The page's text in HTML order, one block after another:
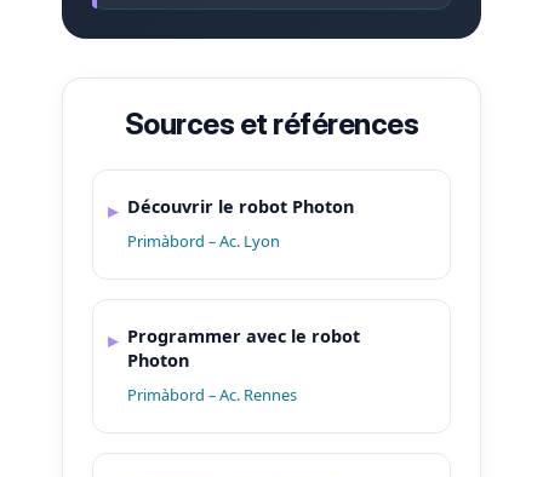
Sources et références
Découvrir le robot Photon
Primàbord – Ac. Lyon
Programmer avec le robot
Photon
Primàbord – Ac. Rennes